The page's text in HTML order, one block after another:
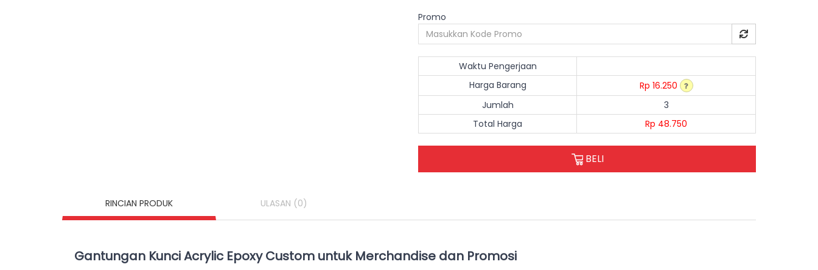
Promo
Waktu Pengerjaan
Harga Barang
Rp 16.250
Jumlah
3
Total Harga
Rp 48.750
BELI
RINCIAN PRODUK ULASAN (0)
Gantungan Kunci Acrylic Epoxy Custom untuk Merchandise dan Promosi